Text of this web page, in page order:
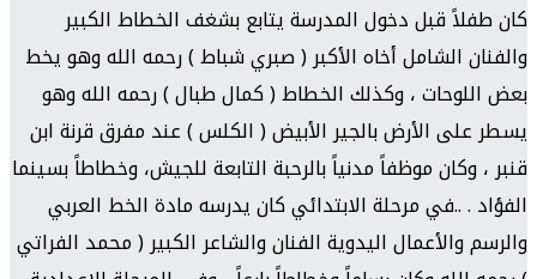
كان طفلاً قبل دخول المدرسة يتابع بشغف الخطاط الكبير
والفنان الشامل أخاه الأكبر ( صبري شباط ) رحمه الله وهو يخط
بعض اللوحات ، وكذلك الخطاط ( كمال طبال ) رحمه الله وهو
يسطر على الأرض بالجير الأبيض ( الكلس ) عند مفرق قرنة ابن
قنبر ، وكان موظفاً مدنياً بالرحبة التابعة للجيش، وخطاطاً بسينما
الفؤاد . ..في مرحلة الابتدائي كان يدرسه مادة الخط العربي
والرسم والأعمال اليدوية الفنان والشاعر الكبير ( محمد الفراتي